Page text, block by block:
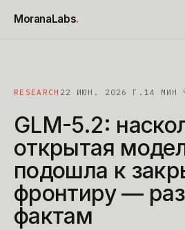
MoranaLabs.
RESEARCH 22 ИЮН. 2026 Г. 14 МИН
GLM-5.2:
открытая
подошла к
фронтиру —
фактам